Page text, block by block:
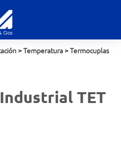
>Temperatura>Termocuplas
TET